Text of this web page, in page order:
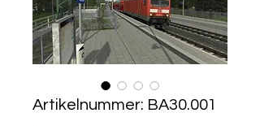
Artikelnummer: BA30.001